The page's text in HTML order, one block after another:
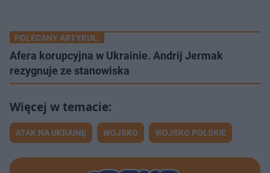
POLECANY ARTYKUŁ:
Afera korupcyjna w Ukrainie. Andrij Jermak
rezygnuje ze stanowiska
ATAK NA UKRAINĘ WOJSKO WOJSKO POLSKIE